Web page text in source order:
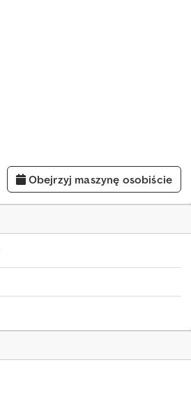
Obejrzyj maszynę osobiście